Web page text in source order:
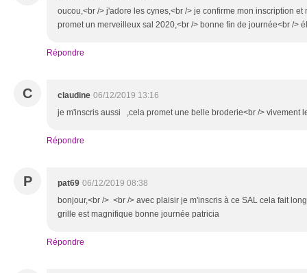
oucou,<br /> j'adore les cynes,<br /> je confirme mon inscription
promet un merveilleux sal 2020,<br /> bonne fin de journée<br />
Répondre
C claudine 06/12/2019 13:16
je m'inscris aussi ,cela promet une belle broderie<br /> vivement
Répondre
P pat69 06/12/2019 08:38
bonjour,<br /> <br /> avec plaisir je m'inscris à ce SAL cela fait
grille est magnifique bonne journée patricia
Répondre